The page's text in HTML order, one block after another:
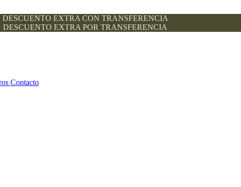
DESCUENTO EXTRA CON TRANSFERENCIA
DESCUENTO EXTRA POR TRANSFERENCIA
Contacto